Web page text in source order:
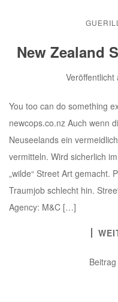
New Zealand
Veröffentlicht
You too can do something
newcops.co.nz Auch wenn
Neuseelands ein
vermitteln. Wird sicherlich
„wilde“ Street Art gemacht.
Traumjob schlecht hin.
Agency: M&C […]